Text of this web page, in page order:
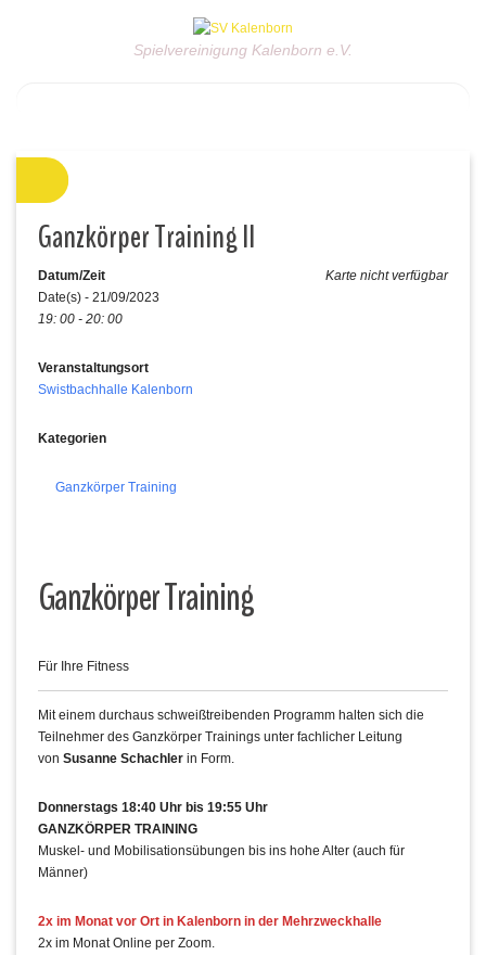
Spielvereinigung Kalenborn e.V.
Ganzkörper Training II
Karte nicht verfügbar
Datum/Zeit
Date(s) - 21/09/2023
19: 00 - 20: 00
Veranstaltungsort
Swistbachhalle Kalenborn
Kategorien
Ganzkörper Training
Ganzkörper Training
Für Ihre Fitness
Mit einem durchaus schweißtreibenden Programm halten sich die
Teilnehmer des Ganzkörper Trainings unter fachlicher Leitung
von Susanne Schachler in Form.
Donnerstags 18:40 Uhr bis 19:55 Uhr
GANZKÖRPER TRAINING
Muskel- und Mobilisationsübungen bis ins hohe Alter (auch für
Männer)
2x im Monat vor Ort in Kalenborn in der Mehrzweckhalle
2x im Monat Online per Zoom.